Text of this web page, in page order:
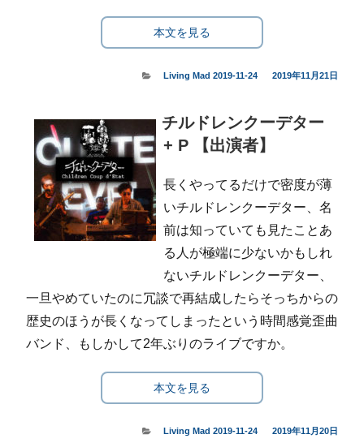
本文を見る
リ
ー
Living Mad 2019-11-24
投
2019年11月21日
チルドレンクーデター
+ P 【出演者】
長くやってるだけで密度が薄
いチルドレンクーデター、名
前は知っていても見たことあ
る人が極端に少ないかもしれ
ないチルドレンクーデター、
一旦やめていたのに冗談で再結成したらそっちからの
歴史のほうが長くなってしまったという時間感覚歪曲
バンド、もしかして2年ぶりのライブですか。
本文を見る
Living Mad 2019-11-24
投
2019年11月20日